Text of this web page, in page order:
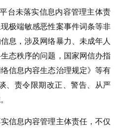
台未落实信息内容管理主体责
极端敏感恶性案事件词条等非
息，涉及网络暴力、未成年人
态秩序的问题，国家网信办指
信息内容生态治理规定》等有
、责令限期改正、警告、从严
息内容管理主体责任，不仅